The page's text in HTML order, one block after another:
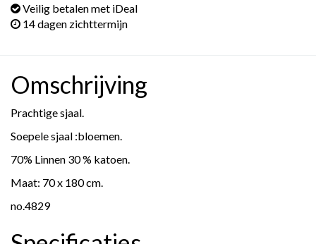
Veilig betalen met iDeal
14 dagen zichttermijn
Omschrijving
Prachtige sjaal.
Soepele sjaal :bloemen.
70% Linnen 30 % katoen.
Maat: 70 x 180 cm.
no.4829